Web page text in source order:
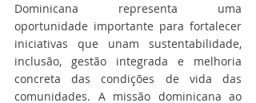
Dominicana representa uma
oportunidade importante para fortalecer
iniciativas que unam sustentabilidade,
inclusão, gestão integrada e melhoria
concreta das condições de vida das
comunidades. A missão dominicana ao